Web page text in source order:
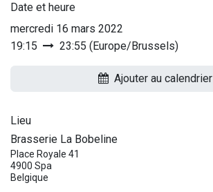
Date et heure
mercredi 16 mars 2022
19:15
23:55 (Europe/Brussels)
Ajouter au calendrier
Lieu
Brasserie La Bobeline
Place Royale 41
4900 Spa
Belgique